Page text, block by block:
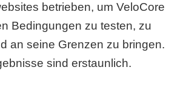
betrieben, um VeloCore
Bedingungen zu testen, zu
an seine Grenzen zu bringen.
sind erstaunlich.